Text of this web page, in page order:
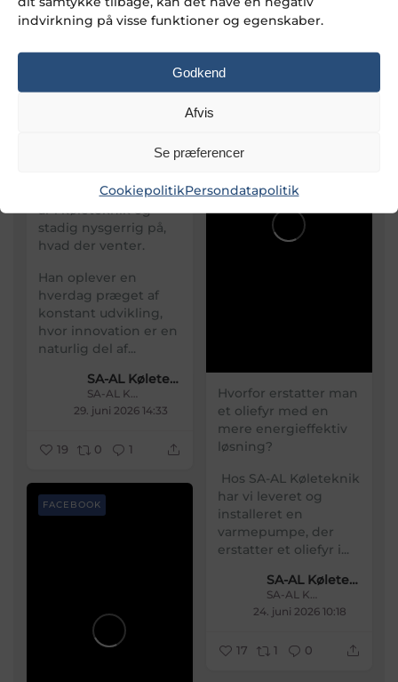
indvirkning på visse funktioner og egenskaber.
Godkend
Afvis
Se præferencer
CookiepolitikPersondatapolitik
8. juli 2026 13:01
Mød Alexander
�12
år i køleteknik og
stadig nysgerrig på,
hvad der venter.
Han oplever en
hverdag præget af
konstant udvikling,
hvor innovation er en
naturlig del af...
SA-AL Køleteknik
SA-AL Køleteknik
29. juni 2026 14:33
19 0 1
Hvorfor erstatter man
et oliefyr med en
mere energieffektiv
løsning?
Hos SA-AL Køleteknik
har vi leveret og
installeret en
varmepumpe, der
erstatter et oliefyr i...
SA-AL Køleteknik
SA-AL Køleteknik
24. juni 2026 10:18
17 1 0
FACEBOOK